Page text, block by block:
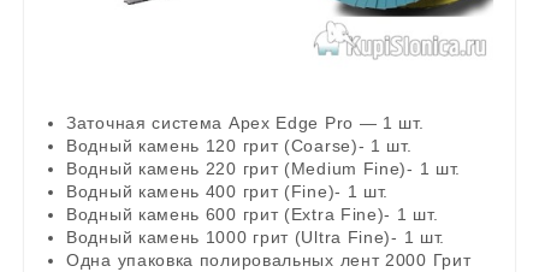
Заточная система Apex Edge Pro — 1 шт.
Водный камень 120 грит (Coarse)- 1 шт.
Водный камень 220 грит (Medium Fine)- 1 шт.
Водный камень 400 грит (Fine)- 1 шт.
Водный камень 600 грит (Extra Fine)- 1 шт.
Водный камень 1000 грит (Ultra Fine)- 1 шт.
Одна упаковка полировальных лент 2000 Грит